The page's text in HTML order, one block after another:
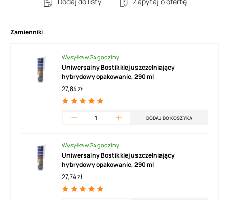
Zamienniki
Wysyłka w 24 godziny
Uniwersalny Bostik klej uszczelniający
hybrydowy opakowanie, 290 ml
27,84 zł
DODAJ DO KOSZYKA
Wysyłka w 24 godziny
Uniwersalny Bostik klej uszczelniający
hybrydowy opakowanie, 290 ml
27,74 zł